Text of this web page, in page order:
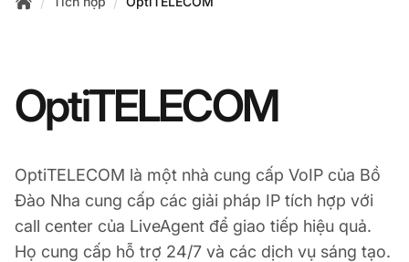
OptiTELECOM
OptiTELECOM là một nhà cung cấp VoIP của Bồ
Đào Nha cung cấp các giải pháp IP tích hợp với
call center của LiveAgent để giao tiếp hiệu quả.
Họ cung cấp hỗ trợ 24/7 và các dịch vụ sáng tạo.